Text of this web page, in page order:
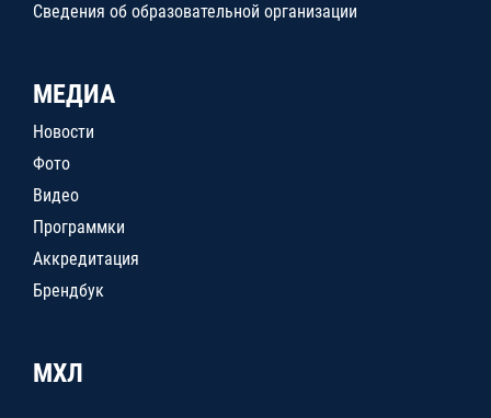
Сведения об образовательной организации
МЕДИА
Новости
Фото
Видео
Программки
Аккредитация
Брендбук
МХЛ